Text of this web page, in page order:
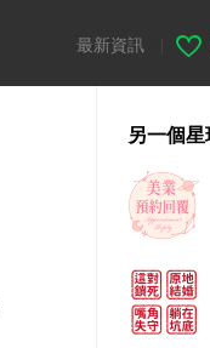
最新資訊
另一個